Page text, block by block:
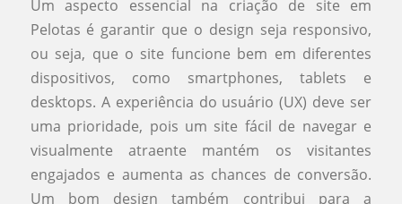
Um aspecto essencial na criação de site em
Pelotas é garantir que o design seja responsivo,
ou seja, que o site funcione bem em diferentes
dispositivos, como smartphones, tablets e
desktops. A experiência do usuário (UX) deve ser
uma prioridade, pois um site fácil de navegar e
visualmente atraente mantém os visitantes
engajados e aumenta as chances de conversão.
Um bom design também contribui para a